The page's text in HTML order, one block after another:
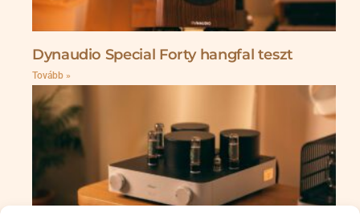
Dynaudio Special Forty hangfal teszt
Tovább »